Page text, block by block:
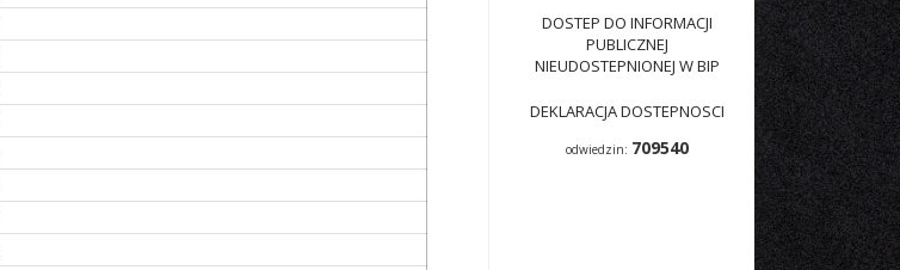
DOSTEP DO INFORMACJI
PUBLICZNEJ
NIEUDOSTEPNIONEJ W BIP
DEKLARACJA DOSTEPNOSCI
odwiedzin: 709540